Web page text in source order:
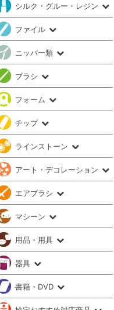
シルク・グルー・レジン
ファイル
ニッパー類
ブラシ
フォーム
チップ
ラインストーン
アート・デコレーション
エアブラシ
マシーン
用品・用具
器具
書籍・DVD